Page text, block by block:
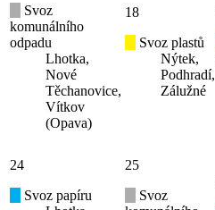
Svoz
komunálního
odpadu
Lhotka,
Nové
Těchanovice,
Vítkov
(Opava)
18
Svoz plastů
Nýtek,
Podhradí,
Zálužné
24
Svoz papíru
25
Svoz